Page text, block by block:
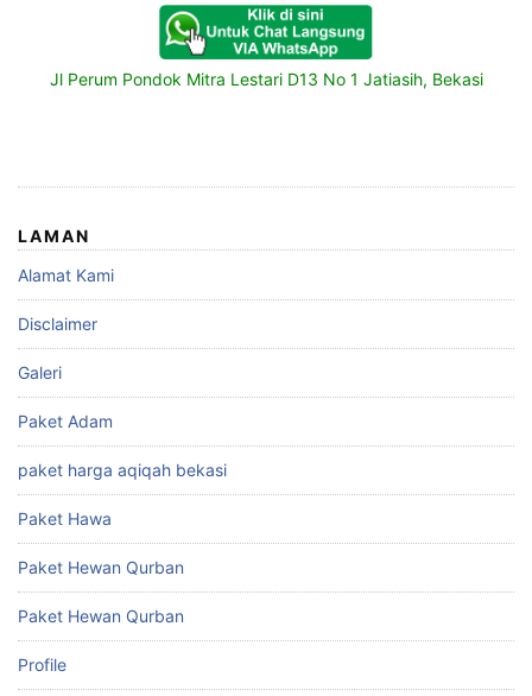
Jl Perum Pondok Mitra Lestari D13 No 1 Jatiasih, Bekasi
LAMAN
Alamat Kami
Disclaimer
Galeri
Paket Adam
paket harga aqiqah bekasi
Paket Hawa
Paket Hewan Qurban
Paket Hewan Qurban
Profile